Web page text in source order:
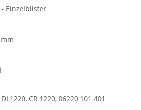
Einzelblister
CR 1220, 06220 101 401